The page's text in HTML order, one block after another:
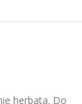
herbata. Do